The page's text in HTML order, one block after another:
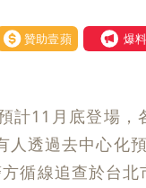
助壹蘋 我要爆料
計11月底登場
人透過去中心
循線追查於台